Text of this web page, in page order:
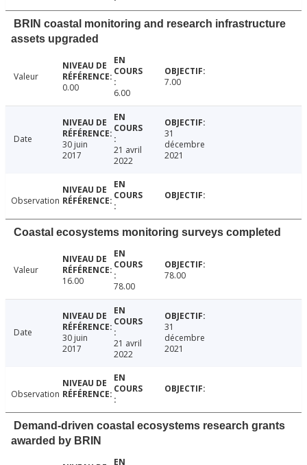
BRIN coastal monitoring and research infrastructure
assets upgraded
Valeur
0.00
6.00
7.00
Date
30 juin
2017
21 avril
2022
31
décembre
2021
Observation
Coastal ecosystems monitoring surveys completed
Valeur
16.00
78.00
78.00
Date
30 juin
2017
21 avril
2022
31
décembre
2021
Observation
Demand-driven coastal ecosystems research grants
awarded by BRIN